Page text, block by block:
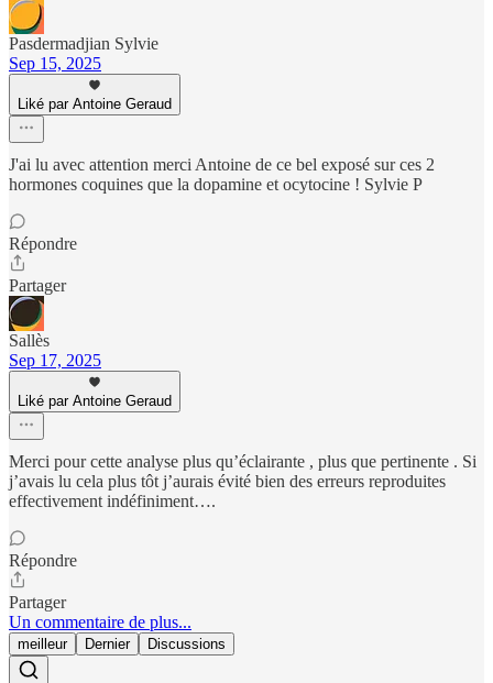
Pasdermadjian Sylvie
Sep 15, 2025
Liké par Antoine Geraud
J'ai lu avec attention merci Antoine de ce bel exposé sur ces 2
hormones coquines que la dopamine et ocytocine ! Sylvie P
Répondre
Partager
Sallès
Sep 17, 2025
Liké par Antoine Geraud
Merci pour cette analyse plus qu’éclairante , plus que pertinente . Si
j’avais lu cela plus tôt j’aurais évité bien des erreurs reproduites
effectivement indéfiniment….
Répondre
Partager
Un commentaire de plus...
meilleur Dernier Discussions